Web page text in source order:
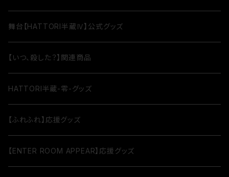
舞台【HATTORI半蔵Ⅳ】公式グッズ
【いつ、殺した？】関連商品
HATTORI半蔵-零-グッズ
【ふれふれ】応援グッズ
【ENTER ROOM APPEAR】応援グッズ